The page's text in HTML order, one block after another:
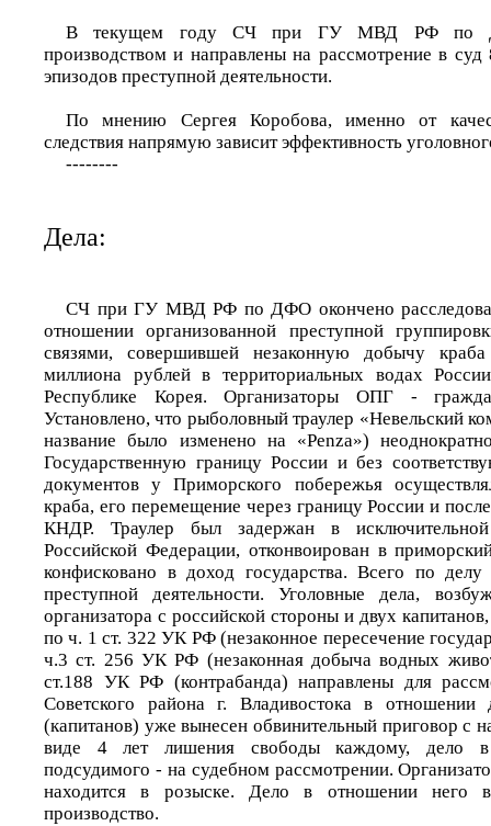
В текущем году СЧ при ГУ МВД РФ по
производством и направлены на рассмотрение в
эпизодов преступной деятельности.
По мнению Сергея Коробова, именно от
следствия напрямую зависит эффективность
--------
Дела:
СЧ при ГУ МВД РФ по ДФО окончено
отношении организованной преступной
связями, совершившей незаконную добычу
миллиона рублей в территориальных водах
Республике Корея. Организаторы ОПГ -
Установлено, что рыболовный траулер «Невельский
название было изменено на «Penza»)
Государственную границу России и без
документов у Приморского побережья
краба, его перемещение через границу России и
КНДР. Траулер был задержан в исключительной
Российской Федерации, отконвоирован в
конфисковано в доход государства. Всего по делу
преступной деятельности. Уголовные дела,
организатора с российской стороны и двух
по ч. 1 ст. 322 УК РФ (незаконное пересечение
ч.3 ст. 256 УК РФ (незаконная добыча водных
ст.188 УК РФ (контрабанда) направлены для
Советского района г. Владивостока в
(капитанов) уже вынесен обвинительный приговор с
виде 4 лет лишения свободы каждому, дело в
подсудимого - на судебном рассмотрении.
находится в розыске. Дело в отношении него
производство.